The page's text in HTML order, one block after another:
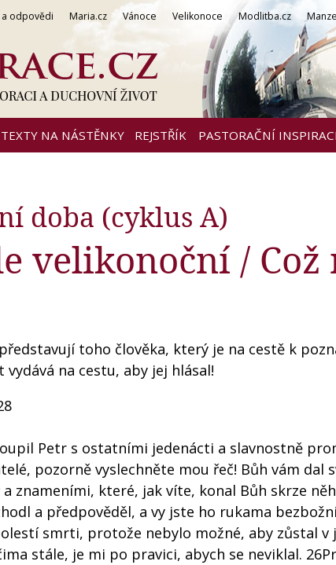
a odpovědi Maria.cz Vánoce Velikonoce Modlitba.cz
TEXTY NA NÁSTĚNKY REJSTŘÍK PASTORAČNÍ
doba (cyklus A)
velikonoční /
toho člověka, který je na cestě k
vydává na cestu, aby jej hlásal!
Petr s ostatními jedenácti a slavnostně
pozorně vyslechněte mou řeč! Bůh vám dal
znameními, které, jak víte, konal Bůh skrze
a předpověděl, a vy jste ho rukama
smrti, protože nebylo možné, aby zůstal v
stále, je mi po pravici, abych se neviklal.